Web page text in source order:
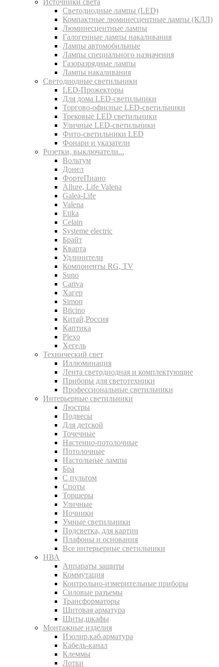
Источники света
Светодиодные лампы (LED)
Компактные люминесцентные лампы (КЛЛ)
Люминесцентные лампы
Галогенные лампы накаливания
Лампы автомобильные
Лампы специального назначения
Газоразрядные лампы
Лампы накаливания
Светодиодные светильники
LED-Прожекторы
Для дома LED-светильники
Торгово-офисные LED-светильники
Трековые LED светильники
Уличные LED-светильники
Фито-светильники LED
Фонари и указатели
Розетки, выключатели...
Вольтум
Донел
ФортеПиано
Allure, Life Valena
Galea-Life
Valena
Etika
Celain
Systeme electric
Брайт
Кварта
Удлинители
Компоненты RG, TV
Suno
Cariva
Хагер
Simon
Bticino
Китай,Россия
Каптика
Plexo
Хегель
Технический свет
Иллюминация
Лента светодиодная и комплектующие
Приборы для светотехники
Профессиональные светильники
Интерьерные светильники
Люстры
Подвесы
Для детской
Точечные
Настенно-потолочные
Потолочные
Настольные лампы
Бра
С пультом
Споты
Торшеры
Уличные
Ночники
Умные светильники
Подсветка, для картин
Плафоны и основания
Все интерьерные светильники
НВА
Аппараты защиты
Коммутация
Контрольно-измерительные приборы
Силовые разъемы
Трансформаторы
Щитовая арматура
Щиты,шкафы
Монтажные изделия
Изолир.каб.арматура
Кабель-канал
Клеммы
Лотки